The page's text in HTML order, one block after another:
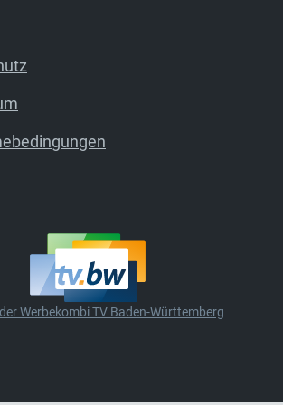
Werbekombi TV Baden-Württemberg